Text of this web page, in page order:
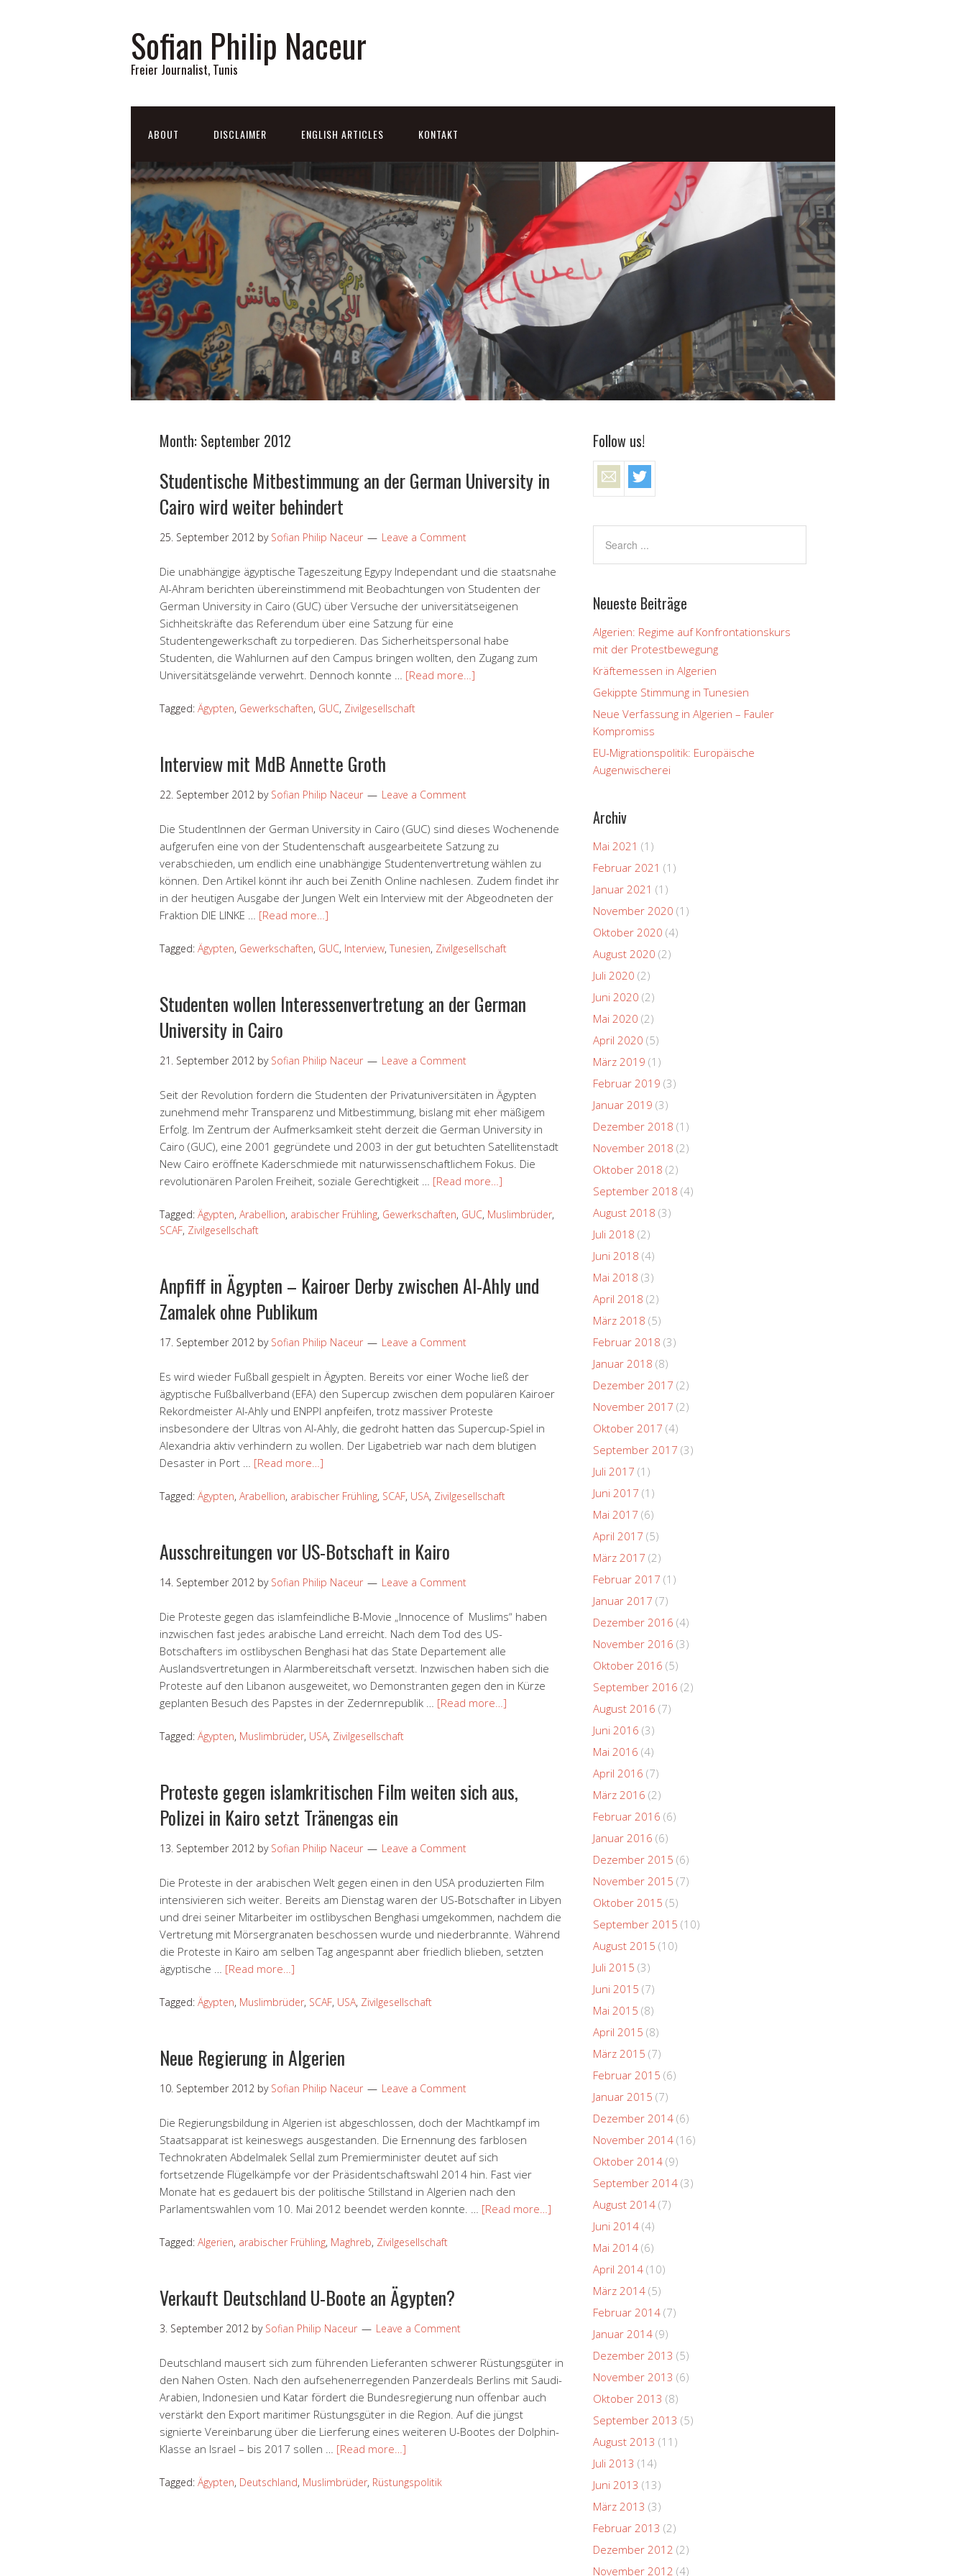
Sofian Philip Naceur
Freier Journalist, Tunis
ABOUT DISCLAIMER ENGLISH ARTICLES KONTAKT
Month: September 2012
Studentische Mitbestimmung an der German University in
Cairo wird weiter behindert
25. September 2012 by Sofian Philip Naceur Leave a Comment
Die unabhängige ägyptische Tageszeitung Egypy Independant und die staatsnahe
Al-Ahram berichten übereinstimmend mit Beobachtungen von Studenten der
German University in Cairo (GUC) über Versuche der universitätseigenen
Sichheitskräfte das Referendum über eine Satzung für eine
Studentengewerkschaft zu torpedieren. Das Sicherheitspersonal habe
Studenten, die Wahlurnen auf den Campus bringen wollten, den Zugang zum
Universitätsgelände verwehrt. Dennoch konnte … [Read more…]
Tagged: Ägypten, Gewerkschaften, GUC, Zivilgesellschaft
Interview mit MdB Annette Groth
22. September 2012 by Sofian Philip Naceur Leave a Comment
Die StudentInnen der German University in Cairo (GUC) sind dieses Wochenende
aufgerufen eine von der Studentenschaft ausgearbeitete Satzung zu
verabschieden, um endlich eine unabhängige Studentenvertretung wählen zu
können. Den Artikel könnt ihr auch bei Zenith Online nachlesen. Zudem findet ihr
in der heutigen Ausgabe der Jungen Welt ein Interview mit der Abgeodneten der
Fraktion DIE LINKE … [Read more…]
Tagged: Ägypten, Gewerkschaften, GUC, Interview, Tunesien, Zivilgesellschaft
Studenten wollen Interessenvertretung an der German
University in Cairo
21. September 2012 by Sofian Philip Naceur Leave a Comment
Seit der Revolution fordern die Studenten der Privatuniversitäten in Ägypten
zunehmend mehr Transparenz und Mitbestimmung, bislang mit eher mäßigem
Erfolg. Im Zentrum der Aufmerksamkeit steht derzeit die German University in
Cairo (GUC), eine 2001 gegründete und 2003 in der gut betuchten Satellitenstadt
New Cairo eröffnete Kaderschmiede mit naturwissenschaftlichem Fokus. Die
revolutionären Parolen Freiheit, soziale Gerechtigkeit … [Read more…]
Tagged: Ägypten, Arabellion, arabischer Frühling, Gewerkschaften, GUC, Muslimbrüder,
SCAF, Zivilgesellschaft
Anpfiff in Ägypten – Kairoer Derby zwischen Al-Ahly und
Zamalek ohne Publikum
17. September 2012 by Sofian Philip Naceur Leave a Comment
Es wird wieder Fußball gespielt in Ägypten. Bereits vor einer Woche ließ der
ägyptische Fußballverband (EFA) den Supercup zwischen dem populären Kairoer
Rekordmeister Al-Ahly und ENPPI anpfeifen, trotz massiver Proteste
insbesondere der Ultras von Al-Ahly, die gedroht hatten das Supercup-Spiel in
Alexandria aktiv verhindern zu wollen. Der Ligabetrieb war nach dem blutigen
Desaster in Port … [Read more…]
Tagged: Ägypten, Arabellion, arabischer Frühling, SCAF, USA, Zivilgesellschaft
Ausschreitungen vor US-Botschaft in Kairo
14. September 2012 by Sofian Philip Naceur Leave a Comment
Die Proteste gegen das islamfeindliche B-Movie „Innocence of Muslims“ haben
inzwischen fast jedes arabische Land erreicht. Nach dem Tod des US-
Botschafters im ostlibyschen Benghasi hat das State Departement alle
Auslandsvertretungen in Alarmbereitschaft versetzt. Inzwischen haben sich die
Proteste auf den Libanon ausgeweitet, wo Demonstranten gegen den in Kürze
geplanten Besuch des Papstes in der Zedernrepublik … [Read more…]
Tagged: Ägypten, Muslimbrüder, USA, Zivilgesellschaft
Proteste gegen islamkritischen Film weiten sich aus,
Polizei in Kairo setzt Tränengas ein
13. September 2012 by Sofian Philip Naceur Leave a Comment
Die Proteste in der arabischen Welt gegen einen in den USA produzierten Film
intensivieren sich weiter. Bereits am Dienstag waren der US-Botschafter in Libyen
und drei seiner Mitarbeiter im ostlibyschen Benghasi umgekommen, nachdem die
Vertretung mit Mörsergranaten beschossen wurde und niederbrannte. Während
die Proteste in Kairo am selben Tag angespannt aber friedlich blieben, setzten
ägyptische … [Read more…]
Tagged: Ägypten, Muslimbrüder, SCAF, USA, Zivilgesellschaft
Neue Regierung in Algerien
10. September 2012 by Sofian Philip Naceur Leave a Comment
Die Regierungsbildung in Algerien ist abgeschlossen, doch der Machtkampf im
Staatsapparat ist keineswegs ausgestanden. Die Ernennung des farblosen
Technokraten Abdelmalek Sellal zum Premierminister deutet auf sich
fortsetzende Flügelkämpfe vor der Präsidentschaftswahl 2014 hin. Fast vier
Monate hat es gedauert bis der politische Stillstand in Algerien nach den
Parlamentswahlen vom 10. Mai 2012 beendet werden konnte. … [Read more…]
Tagged: Algerien, arabischer Frühling, Maghreb, Zivilgesellschaft
Verkauft Deutschland U-Boote an Ägypten?
3. September 2012 by Sofian Philip Naceur Leave a Comment
Deutschland mausert sich zum führenden Lieferanten schwerer Rüstungsgüter in
den Nahen Osten. Nach den aufsehenerregenden Panzerdeals Berlins mit Saudi-
Arabien, Indonesien und Katar fördert die Bundesregierung nun offenbar auch
verstärkt den Export maritimer Rüstungsgüter in die Region. Auf die jüngst
signierte Vereinbarung über die Lierferung eines weiteren U-Bootes der Dolphin-
Klasse an Israel – bis 2017 sollen … [Read more…]
Tagged: Ägypten, Deutschland, Muslimbrüder, Rüstungspolitik
Follow us!
Neueste Beiträge
Algerien: Regime auf Konfrontationskurs
mit der Protestbewegung
Kräftemessen in Algerien
Gekippte Stimmung in Tunesien
Neue Verfassung in Algerien – Fauler
Kompromiss
EU-Migrationspolitik: Europäische
Augenwischerei
Archiv
Mai 2021 (1)
Februar 2021 (1)
Januar 2021 (1)
November 2020 (1)
Oktober 2020 (4)
August 2020 (2)
Juli 2020 (2)
Juni 2020 (2)
Mai 2020 (2)
April 2020 (5)
März 2019 (1)
Februar 2019 (3)
Januar 2019 (3)
Dezember 2018 (1)
November 2018 (2)
Oktober 2018 (2)
September 2018 (4)
August 2018 (3)
Juli 2018 (2)
Juni 2018 (4)
Mai 2018 (3)
April 2018 (2)
März 2018 (5)
Februar 2018 (3)
Januar 2018 (8)
Dezember 2017 (2)
November 2017 (2)
Oktober 2017 (4)
September 2017 (3)
Juli 2017 (1)
Juni 2017 (1)
Mai 2017 (6)
April 2017 (5)
März 2017 (2)
Februar 2017 (1)
Januar 2017 (7)
Dezember 2016 (4)
November 2016 (3)
Oktober 2016 (5)
September 2016 (2)
August 2016 (7)
Juni 2016 (3)
Mai 2016 (4)
April 2016 (7)
März 2016 (2)
Februar 2016 (6)
Januar 2016 (6)
Dezember 2015 (6)
November 2015 (7)
Oktober 2015 (5)
September 2015 (10)
August 2015 (10)
Juli 2015 (3)
Juni 2015 (7)
Mai 2015 (8)
April 2015 (8)
März 2015 (7)
Februar 2015 (6)
Januar 2015 (7)
Dezember 2014 (6)
November 2014 (16)
Oktober 2014 (9)
September 2014 (3)
August 2014 (7)
Juni 2014 (4)
Mai 2014 (6)
April 2014 (10)
März 2014 (5)
Februar 2014 (7)
Januar 2014 (9)
Dezember 2013 (5)
November 2013 (6)
Oktober 2013 (8)
September 2013 (5)
August 2013 (11)
Juli 2013 (14)
Juni 2013 (13)
März 2013 (3)
Februar 2013 (2)
Dezember 2012 (2)
November 2012 (4)